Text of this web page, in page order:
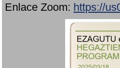
Enlace Zoom: https://